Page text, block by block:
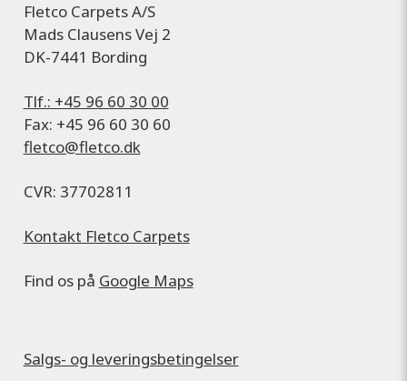
Fletco Carpets A/S
Mads Clausens Vej 2
DK-7441 Bording
Tlf.: +45 96 60 30 00
Fax: +45 96 60 30 60
fletco@fletco.dk
CVR: 37702811
Kontakt Fletco Carpets
Find os på Google Maps
Salgs- og leveringsbetingelser